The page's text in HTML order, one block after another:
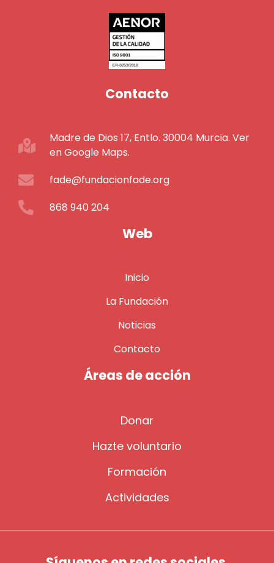
Contacto
Madre de Dios 17, Entlo. 30004 Murcia. Ver
en Google Maps.
fade@fundacionfade.org
868 940 204
Web
Inicio
La Fundación
Noticias
Contacto
Áreas de acción
Donar
Hazte voluntario
Formación
Actividades